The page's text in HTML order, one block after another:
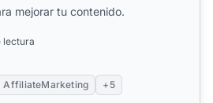
mejorar tu contenido.
lectura
AffiliateMarketing +5